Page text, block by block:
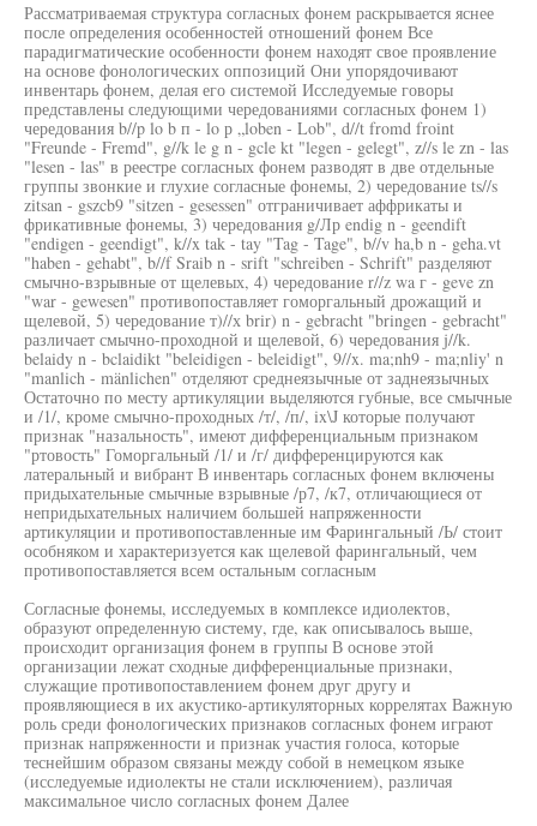
Рассматриваемая структура согласных фонем раскрывается яснее
после определения особенностей отношений фонем Все
парадигматические особенности фонем находят свое проявление
на основе фонологических оппозиций Они упорядочивают
инвентарь фонем, делая его системой Исследуемые говоры
представлены следующими чередованиями согласных фонем 1)
чередования b//p lo b п - lo р „loben - Lob", d//t fromd froint
"Freunde - Fremd", g//k le g n - gcle kt "legen - gelegt", z//s le zn - las
"lesen - las" в реестре согласных фонем разводят в две отдельные
группы звонкие и глухие согласные фонемы, 2) чередование ts//s
zitsan - gszcb9 "sitzen - gesessen" отграничивает аффрикаты и
фрикативные фонемы, 3) чередования g/Лр endig n - geendift
"endigen - geendigt", k//x tak - tay "Tag - Tage", b//v ha,b n - geha.vt
"haben - gehabt", b//f Sraib n - srift "schreiben - Schrift" разделяют
смычно-взрывные от щелевых, 4) чередование r//z wa г - geve zn
"war - gewesen" противопоставляет гоморгальный дрожащий и
щелевой, 5) чередование т)//х brir) n - gebracht "bringen - gebracht"
различает смычно-проходной и щелевой, 6) чередования j//k.
belaidy n - bclaidikt "beleidigen - beleidigt", 9//x. ma;nh9 - ma;nliy' n
"manlich - mänlichen" отделяют среднеязычные от заднеязычных
Остаточно по месту артикуляции выделяются губные, все смычные
и /1/, кроме смычно-проходных /т/, /п/, ix\J которые получают
признак "назальность", имеют дифференциальным признаком
"ртовость" Гоморгальный /1/ и /г/ дифференцируются как
латеральный и вибрант В инвентарь согласных фонем включены
придыхательные смычные взрывные /р7, /к7, отличающиеся от
непридыхательных наличием большей напряженности
артикуляции и противопоставленные им Фарингальный /Ь/ стоит
особняком и характеризуется как щелевой фарингальный, чем
противопоставляется всем остальным согласным
Согласные фонемы, исследуемых в комплексе идиолектов,
образуют определенную систему, где, как описывалось выше,
происходит организация фонем в группы В основе этой
организации лежат сходные дифференциальные признаки,
служащие противопоставлением фонем друг другу и
проявляющиеся в их акустико-артикуляторных коррелятах Важную
роль среди фонологических признаков согласных фонем играют
признак напряженности и признак участия голоса, которые
теснейшим образом связаны между собой в немецком языке
(исследуемые идиолекты не стали исключением), различая
максимальное число согласных фонем Далее